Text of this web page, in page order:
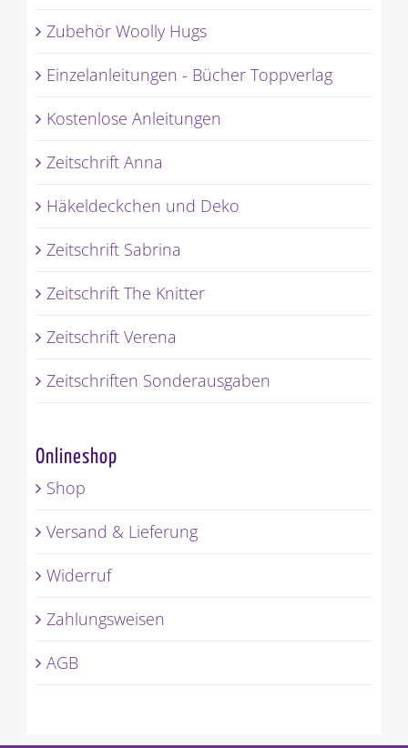
Zubehör Woolly Hugs
Einzelanleitungen - Bücher Toppverlag
Kostenlose Anleitungen
Zeitschrift Anna
Häkeldeckchen und Deko
Zeitschrift Sabrina
Zeitschrift The Knitter
Zeitschrift Verena
Zeitschriften Sonderausgaben
Onlineshop
Shop
Versand & Lieferung
Widerruf
Zahlungsweisen
AGB